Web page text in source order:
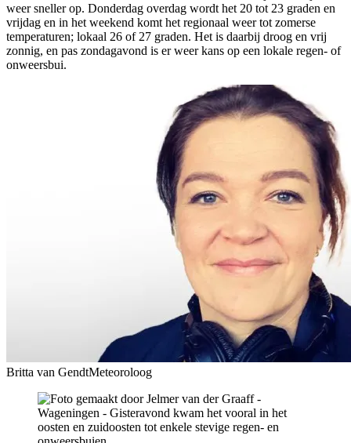
weer sneller op. Donderdag overdag wordt het 20 tot 23 graden en
vrijdag en in het weekend komt het regionaal weer tot zomerse
temperaturen; lokaal 26 of 27 graden. Het is daarbij droog en vrij
zonnig, en pas zondagavond is er weer kans op een lokale regen- of
onweersbui.
Britta van GendtMeteoroloog